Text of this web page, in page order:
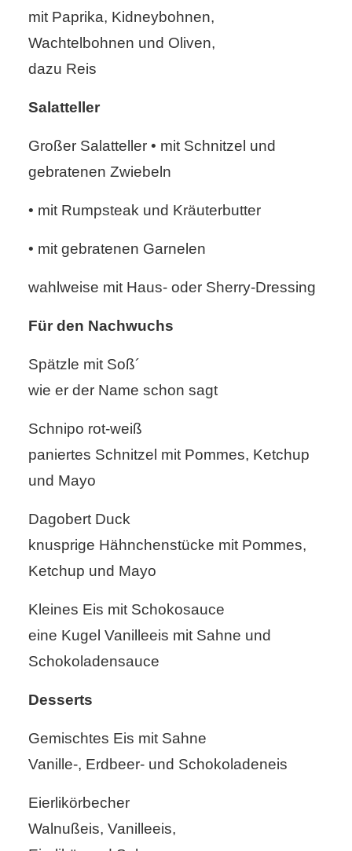
mit Paprika, Kidneybohnen,
Wachtelbohnen und Oliven,
dazu Reis
Salatteller
Großer Salatteller • mit Schnitzel und
gebratenen Zwiebeln
• mit Rumpsteak und Kräuterbutter
• mit gebratenen Garnelen
wahlweise mit Haus- oder Sherry-Dressing
Für den Nachwuchs
Spätzle mit Soß´
wie er der Name schon sagt
Schnipo rot-weiß
paniertes Schnitzel mit Pommes, Ketchup
und Mayo
Dagobert Duck
knusprige Hähnchenstücke mit Pommes,
Ketchup und Mayo
Kleines Eis mit Schokosauce
eine Kugel Vanilleeis mit Sahne und
Schokoladensauce
Desserts
Gemischtes Eis mit Sahne
Vanille-, Erdbeer- und Schokoladeneis
Eierlikörbecher
Walnußeis, Vanilleeis,